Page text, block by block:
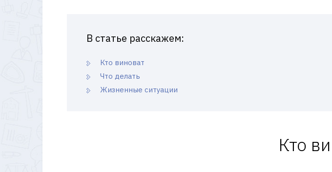
В статье расскажем:
Кто виноват
Что делать
Жизненные ситуации
Кто